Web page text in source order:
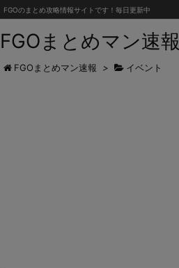
FGOまとめマン速報
FGOのまとめ攻略情報サイトです！毎日更新中
FGOまとめマン速報 > イベント